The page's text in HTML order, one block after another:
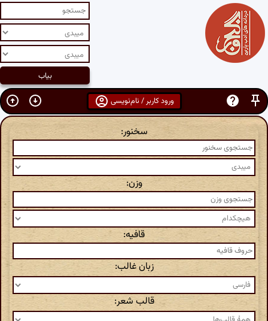
ورود کاربر / نام‌نویسی
سخنور:
وزن:
قافیه:
زبان غالب:
قالب شعر: